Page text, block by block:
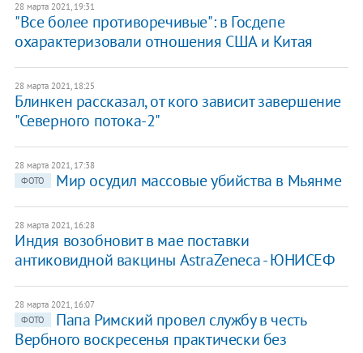
28 марта 2021, 19:31
"Все более противоречивые": в Госдепе
охарактеризовали отношения США и Китая
28 марта 2021, 18:25
Блинкен рассказал, от кого зависит завершение
"Северного потока-2"
28 марта 2021, 17:38
ФОТО
Мир осудил массовые убийства в Мьянме
28 марта 2021, 16:28
Индия возобновит в мае поставки
антиковидной вакцины AstraZeneca - ЮНИСЕФ
28 марта 2021, 16:07
ФОТО
Папа Римский провел службу в честь
Вербного воскресенья практически без